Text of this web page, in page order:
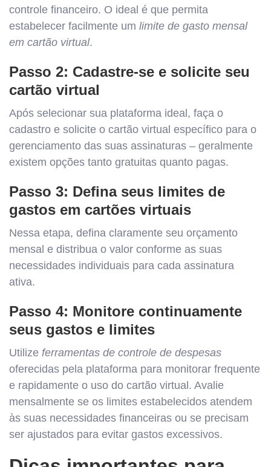
controle financeiro. O ideal é que permita
estabelecer facilmente um limite de gasto mensal
em cartão virtual.
Passo 2: Cadastre-se e solicite seu
cartão virtual
Após selecionar sua plataforma ideal, faça o
cadastro e solicite o cartão virtual específico para o
gerenciamento das suas assinaturas – geralmente
existem opções tanto gratuitas quanto pagas.
Passo 3: Defina seus limites de
gastos em cartões virtuais
Nessa etapa, defina claramente seu orçamento
mensal e distribua o valor conforme as suas
necessidades individuais para cada assinatura
ativa.
Passo 4: Monitore continuamente
seus gastos e limites
Utilize ferramentas de controle de despesas
oferecidas pela plataforma para monitorar frequente
e rapidamente o uso do cartão virtual. Avalie
mensalmente se os limites estabelecidos atendem
às suas necessidades financeiras ou se precisam
ser ajustados para evitar gastos excessivos.